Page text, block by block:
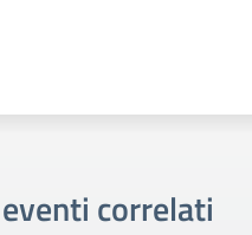
correlati